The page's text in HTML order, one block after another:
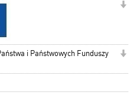
i Państwowych Funduszy